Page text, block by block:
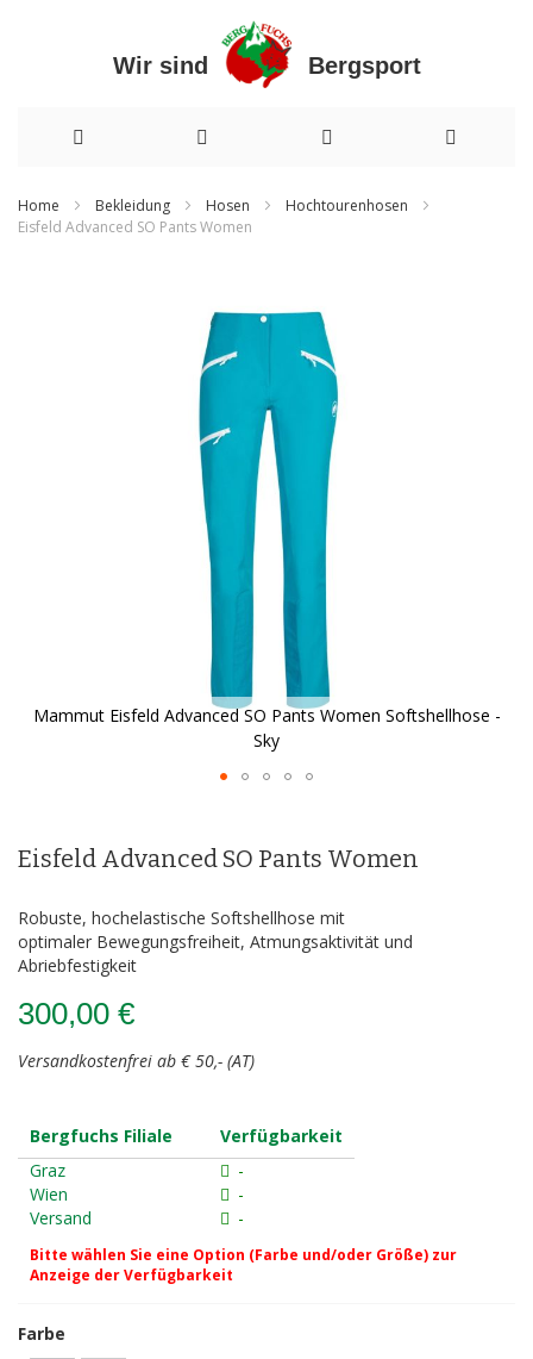
Wir sind Bergsport
Home Bekleidung Hosen
Hochtourenhosen
Eisfeld Advanced SO Pants Women
Mammut Eisfeld Advanced SO Pants Women Softshellhose -
Sky
der
Eisfeld Advanced SO Pants Women
Robuste, hochelastische Softshellhose mit
optimaler Bewegungsfreiheit, Atmungsaktivität und
Abriebfestigkeit
300,00 €
Versandkostenfrei ab € 50,- (AT)
Bergfuchs Filiale
Verfügbarkeit
Graz
-
Wien
-
Versand
-
Bitte wählen Sie eine Option (Farbe und/oder Größe) zur
Anzeige der Verfügbarkeit
Farbe